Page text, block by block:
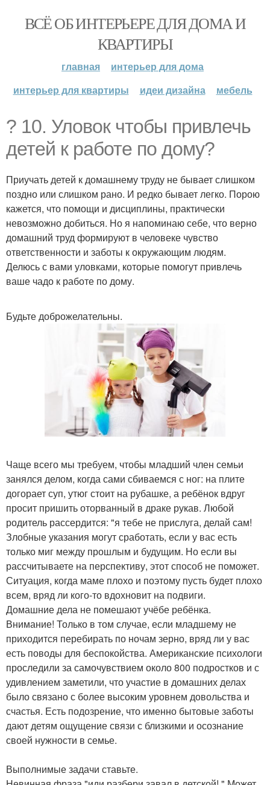
ВСЁ ОБ ИНТЕРЬЕРЕ ДЛЯ ДОМА И
КВАРТИРЫ
главная
интерьер для дома
интерьер для квартиры
идеи дизайна мебель
? 10. Уловок чтобы привлечь
детей к работе по дому?
Приучать детей к домашнему труду не бывает слишком
поздно или слишком рано. И редко бывает легко. Порою
кажется, что помощи и дисциплины, практически
невозможно добиться. Но я напоминаю себе, что верно
домашний труд формируют в человеке чувство
ответственности и заботы к окружающим людям.
Делюсь с вами уловками, которые помогут привлечь
ваше чадо к работе по дому.
Будьте доброжелательны.
Чаще всего мы требуем, чтобы младший член семьи
занялся делом, когда сами сбиваемся с ног: на плите
догорает суп, утюг стоит на рубашке, а ребёнок вдруг
просит пришить оторванный в драке рукав. Любой
родитель рассердится: "я тебе не прислуга, делай сам!
Злобные указания могут сработать, если у вас есть
только миг между прошлым и будущим. Но если вы
рассчитываете на перспективу, этот способ не поможет.
Ситуация, когда маме плохо и поэтому пусть будет плохо
всем, вряд ли кого-то вдохновит на подвиги.
Домашние дела не помешают учёбе ребёнка.
Внимание! Только в том случае, если младшему не
приходится перебирать по ночам зерно, вряд ли у вас
есть поводы для беспокойства. Американские психологи
проследили за самочувствием около 800 подростков и с
удивлением заметили, что участие в домашних делах
было связано с более высоким уровнем довольства и
счастья. Есть подозрение, что именно бытовые заботы
дают детям ощущение связи с близкими и осознание
своей нужности в семье.
Выполнимые задачи ставьте.